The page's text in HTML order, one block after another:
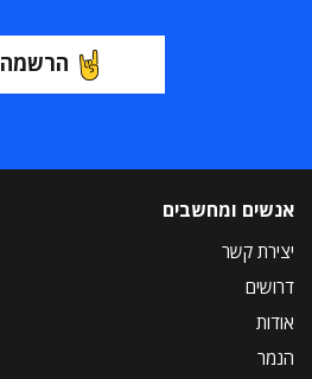
הרשמה
אנשים ומחשבים
יצירת קשר
דרושים
אודות
הנמר